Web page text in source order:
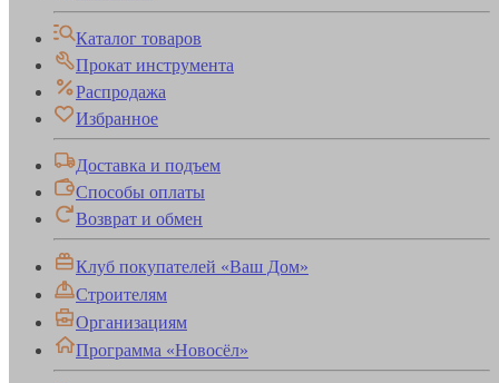
Каталог товаров
Прокат инструмента
Распродажа
Избранное
Доставка и подъем
Способы оплаты
Возврат и обмен
Клуб покупателей «Ваш Дом»
Строителям
Организациям
Программа «Новосёл»